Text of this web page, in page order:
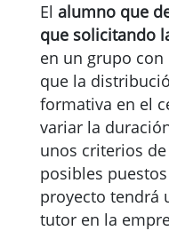
El alumno que
que solicitando
en un grupo
que la
formativa en el
variar la
unos criterios
posibles
proyecto tendrá
tutor en la